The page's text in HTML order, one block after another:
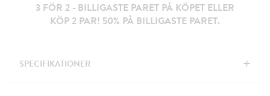
3 FÖR 2 - BILLIGASTE PARET PÅ KÖPET ELLER
KÖP 2 PAR! 50% PÅ BILLIGASTE PARET.
SPECIFIKATIONER +